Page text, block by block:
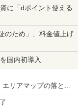
に「dポイント使える
のため」、料金値上げ
国内初導入
リアマップの落とし